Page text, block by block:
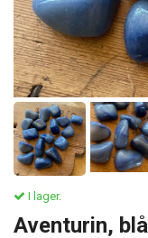
I lager.
Aventurin, blå